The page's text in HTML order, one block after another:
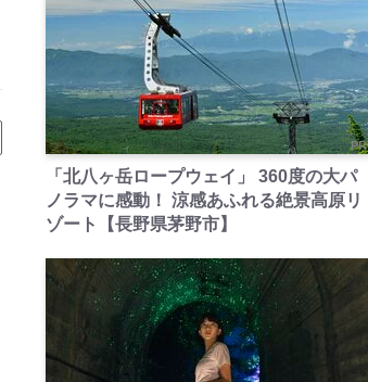
PR
「北八ヶ岳ロープウェイ」 360度の大パ
ノラマに感動！ 涼感あふれる絶景高原リ
ゾート【長野県茅野市】